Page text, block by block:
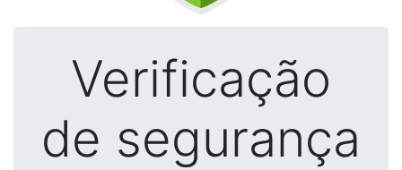
Verificação
de segurança